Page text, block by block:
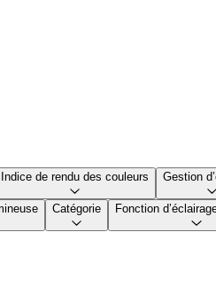
Indice de rendu des couleurs Gestion
Catégorie Fonction